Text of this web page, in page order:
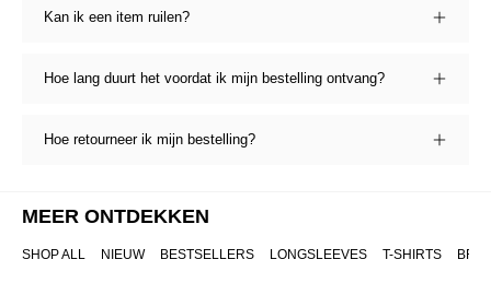
Kan ik een item ruilen?
Hoe lang duurt het voordat ik mijn bestelling ontvang?
Hoe retourneer ik mijn bestelling?
MEER ONTDEKKEN
SHOP ALL NIEUW BESTSELLERS LONGSLEEVES T-SHIRTS